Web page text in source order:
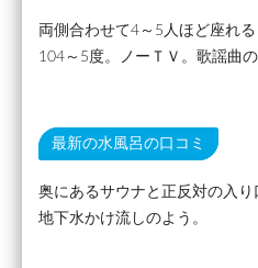
両側合わせて4～5人ほど座れ
104～5度。ノーＴＶ。歌謡曲の
最新の水風呂の口コミ
奥にあるサウナと正反対の入り
地下水かけ流しのよう。